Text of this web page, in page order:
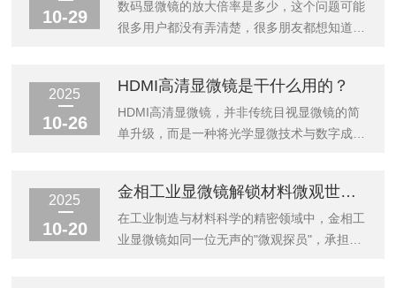
位。电脑屏幕的对角线：一般是单位是英寸，
比如14英寸的就应该乘...
子：体视显微镜的放大倍数计算，连续变倍
0.7-4.5的话，目镜10倍的情况下，这台显微
20倍、40倍、50倍、60倍、80倍和100倍，
另外目镜有10倍、16倍、20倍不等，只要将
下面观察物体时用...
10-29
数码显微镜的放大倍率是多少，这个问题可能
很多用户都没有弄清楚，很多朋友都想知道放
式来表达：物镜的放大倍数*（电脑屏幕的对
角线/ccd或者cmos的靶面尺寸）=系统的放大
倍数。其中物镜的放大倍数：根据您使用的是
一般是英寸来表示，所以要乘以25.4为毫米单
位。电脑屏幕的对角线：一般是单位是英寸，
比如14英寸的就应该...
2025
10-26
HDMI高清显微镜是干什么用的？
HDMI高清显微镜，并非传统目视显微镜的简
单升级，而是一种将光学显微技术与数字成
镜，通过HDMI接口将显微图像实时、无损地
输出到大尺寸显示器上，从而实现了从“单人
窥探”到“多人共享”、“实时分析”的应用模式变
2025
10-20
金相工业显微镜解锁材料微观世界的火眼金睛
在工业制造与材料科学的精密领域中，金相工
业显微镜如同一位无声的"微观探员"，承担着